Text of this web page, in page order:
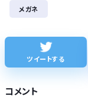
夏休みのラジオ体
メガネ
ツイートする
コメント